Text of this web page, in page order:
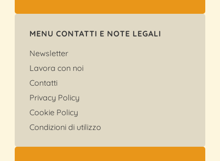
MENU CONTATTI E NOTE LEGALI
Newsletter
Lavora con noi
Contatti
Privacy Policy
Cookie Policy
Condizioni di utilizzo